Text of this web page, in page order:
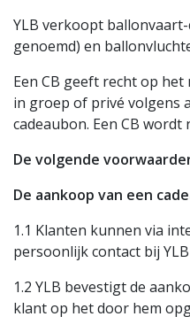
YLB verkoopt
genoemd) en
Een CB geeft recht op
in groep of privé volgens
cadeaubon. Een CB
De volgende
De aankoop van een
1.1 Klanten kunnen via
persoonlijk contact bij
1.2 YLB bevestigt de
klant op het door hem